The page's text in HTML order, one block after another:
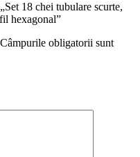
18 chei tubulare scurte,
hexagonal”
Câmpurile obligatorii sunt